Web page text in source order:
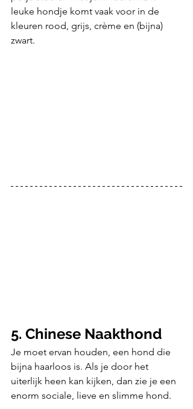
leuke hondje komt vaak voor in de
kleuren rood, grijs, crème en (bijna)
zwart.
5. Chinese Naakthond
Je moet ervan houden, een hond die
bijna haarloos is. Als je door het
uiterlijk heen kan kijken, dan zie je een
enorm sociale, lieve en slimme hond.